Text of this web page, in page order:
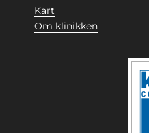
Kart
Om klinikken